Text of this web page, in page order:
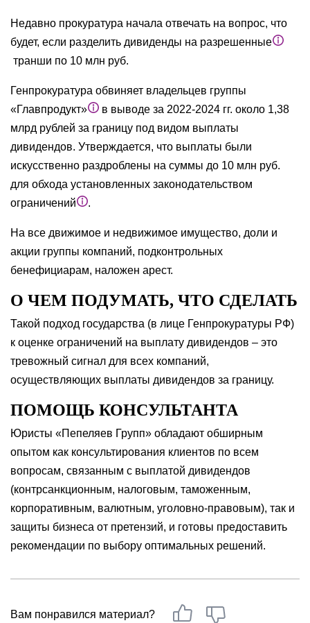
Недавно прокуратура начала отвечать на вопрос, что
будет, если разделить дивиденды на разрешенные
транши по 10 млн руб.
Генпрокуратура обвиняет владельцев группы
«Главпродукт»
в выводе за 2022-2024 гг. около 1,38
млрд рублей за границу под видом выплаты
дивидендов. Утверждается, что выплаты были
искусственно раздроблены на суммы до 10 млн руб.
для обхода установленных законодательством
ограничений
.
На все движимое и недвижимое имущество, доли и
акции группы компаний, подконтрольных
бенефициарам, наложен арест.
О ЧЕМ ПОДУМАТЬ, ЧТО СДЕЛАТЬ
Такой подход государства (в лице Генпрокуратуры РФ)
к оценке ограничений на выплату дивидендов – это
тревожный сигнал для всех компаний,
осуществляющих выплаты дивидендов за границу.
ПОМОЩЬ КОНСУЛЬТАНТА
Юристы «Пепеляев Групп» обладают обширным
опытом как консультирования клиентов по всем
вопросам, связанным с выплатой дивидендов
(контрсанкционным, налоговым, таможенным,
корпоративным, валютным, уголовно-правовым), так и
защиты бизнеса от претензий, и готовы предоставить
рекомендации по выбору оптимальных решений.
Вам понравился материал?